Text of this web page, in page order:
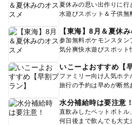
夏休みの思い出作りに行
水遊びスポット＆子供無
【東海】8月＆夏休
参加無料ポケモンスタン
気分爽快水遊びスポット
いこーよおすすめ【
ファミリー向け人気ホテ
旅行の予約は早めが断然
水分補給時は要注意！
直飲みしたペットボトル、
何日後まで飲んでも大丈